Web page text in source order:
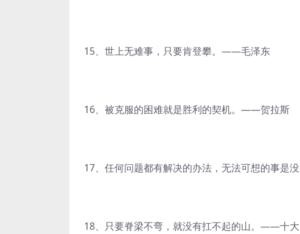
15、世上无难事，只要肯登攀。——毛泽东
16、被克服的困难就是胜利的契机。——贺拉斯
17、任何问题都有解决的办法，无法可想的事是
18、只要脊梁不弯，就没有扛不起的山。——十